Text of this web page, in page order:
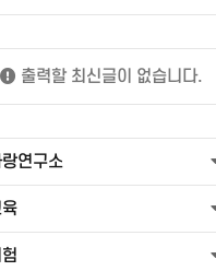
출력할 최신글이 없습니다.
연구소